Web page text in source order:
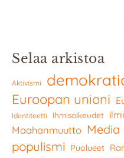
Selaa arkistoa
Aktivismi
Euroopan unioni
Identiteetti Ihmisoikeudet
Maahanmuutto Media
populismi Puolueet